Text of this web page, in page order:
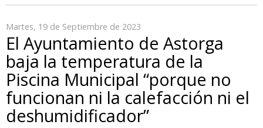
Martes, 19 de Septiembre de 2023
El Ayuntamiento de Astorga
baja la temperatura de la
Piscina Municipal “porque no
funcionan ni la calefacción ni el
deshumidificador”